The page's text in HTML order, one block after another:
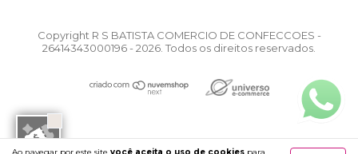
Copyright R S BATISTA COMERCIO DE CONFECCOES -
26414343000196 - 2026. Todos os direitos reservados.